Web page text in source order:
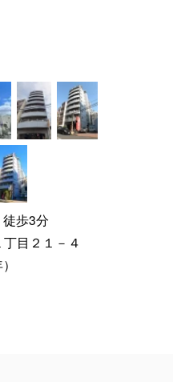
歩3分
目２１－４